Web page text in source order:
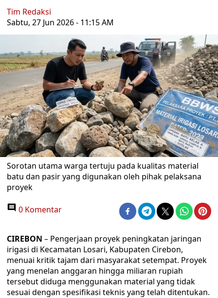
Tim Redaksi
Sabtu, 27 Jun 2026 - 11:15 AM
Sorotan utama warga tertuju pada kualitas material
batu dan pasir yang digunakan oleh pihak pelaksana
proyek
0 Komentar
CIREBON – Pengerjaan proyek peningkatan jaringan
irigasi di Kecamatan Losari, Kabupaten Cirebon,
menuai kritik tajam dari masyarakat setempat. Proyek
yang menelan anggaran hingga miliaran rupiah
tersebut diduga menggunakan material yang tidak
sesuai dengan spesifikasi teknis yang telah ditentukan.